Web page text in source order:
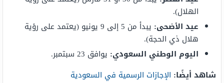
الهلال).
عيد الأضحى:
يبدأ من 5 إلى 9 يونيو (يعتمد على رؤية
هلال ذي الحجة).
اليوم الوطني السعودي: يوافق 23 سبتمبر.
شاهد أيضًا: الإجازات الرسمية في السعودية